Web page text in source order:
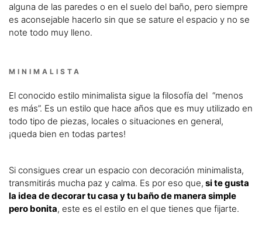
alguna de las paredes o en el suelo del baño, pero siempre
es aconsejable hacerlo sin que se sature el espacio y no se
note todo muy lleno.
MINIMALISTA
El conocido estilo minimalista sigue la filosofía del “menos
es más”. Es un estilo que hace años que es muy utilizado en
todo tipo de piezas, locales o situaciones en general,
¡queda bien en todas partes!
Si consigues crear un espacio con decoración minimalista,
transmitirás mucha paz y calma. Es por eso que, si te gusta
la idea de decorar tu casa y tu baño de manera simple
pero bonita, este es el estilo en el que tienes que fijarte.